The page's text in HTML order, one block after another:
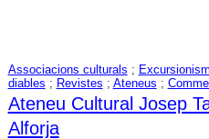
Associacions culturals ;
diables ; Revistes ; Ateneus ;
Ateneu Cultural Josep
Alforja